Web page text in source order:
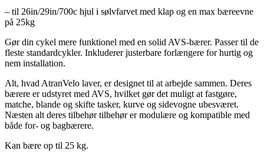
– til 26in/29in/700c hjul i sølvfarvet med klap og en max bæreevne
på 25kg
Gør din cykel mere funktionel med en solid AVS-bærer. Passer til de
fleste standardcykler. Inkluderer justerbare forlængere for hurtig og
nem installation.
Alt, hvad AtranVelo laver, er designet til at arbejde sammen. Deres
bærere er udstyret med AVS, hvilket gør det muligt at fastgøre,
matche, blande og skifte tasker, kurve og sidevogne ubesværet.
Næsten alt deres tilbehør tilbehør er modulære og kompatible med
både for- og bagbærere.
Kan bære op til 25 kg.